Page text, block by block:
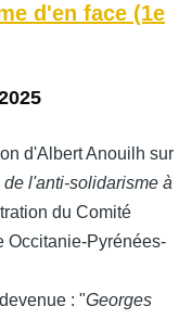
d'en face (1e
d'Albert Anouilh sur
l'anti-solidarisme à
du Comité
Occitanie-Pyrénées-
: "Georges